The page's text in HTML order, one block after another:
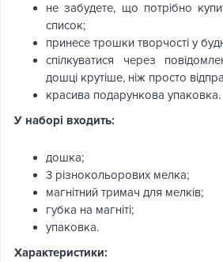
не забудете, що потрібно
список;
принесе трошки творчості у
спілкуватися через
дошці крутіше, ніж просто
красива подарункова упаковка.
У наборі входить:
дошка;
3 різнокольорових мелка;
магнітний тримач для мелків;
губка на магніті;
упаковка.
Характеристики: